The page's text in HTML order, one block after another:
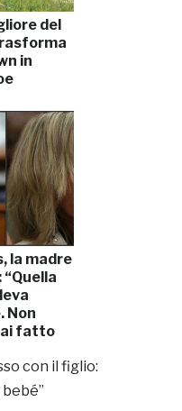
del
in
la madre
“Quella
Non
fatto
con il figlio: